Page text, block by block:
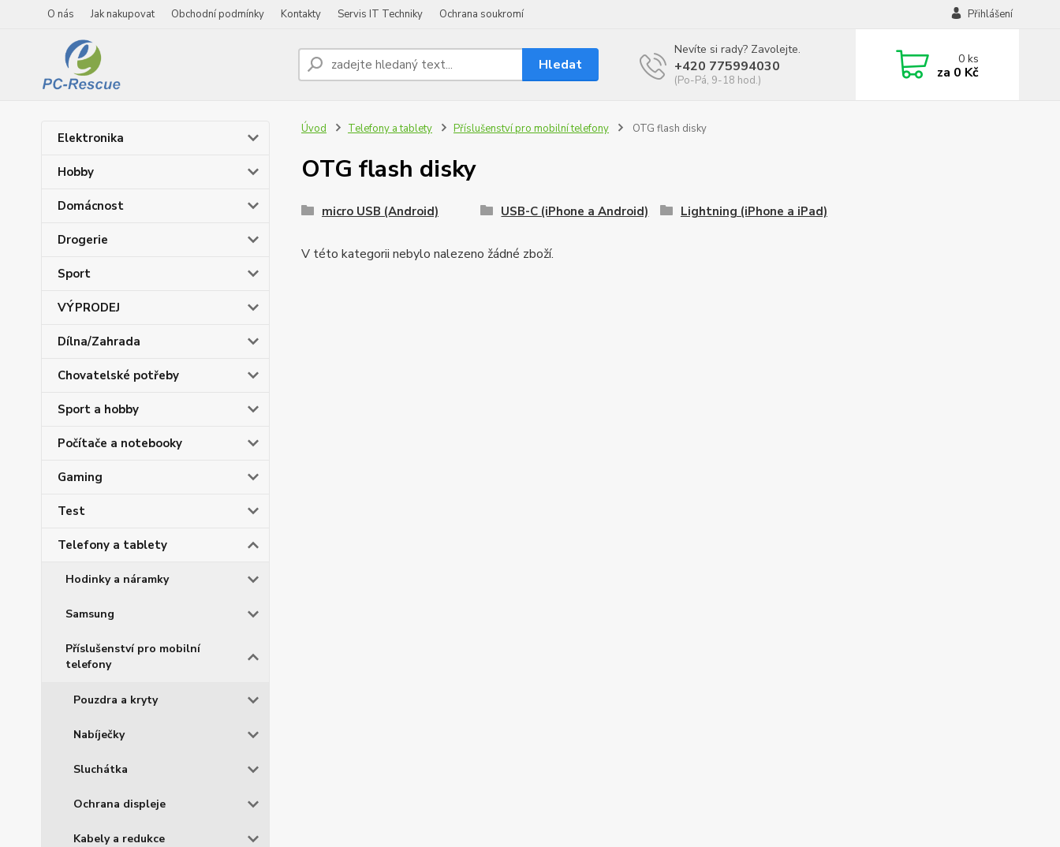
O nás Jak nakupovat Obchodní podmínky Kontakty Servis IT Techniky Ochrana soukromí Přihlášení
Hledat
Nevíte si rady? Zavolejte.
+420 775994030
(Po-Pá, 9-18 hod.)
0ks
za 0 Kč
Elektronika
Hobby
Domácnost
Drogerie
Sport
VÝPRODEJ
Dílna/Zahrada
Chovatelské potřeby
Sport a hobby
Počítače a notebooky
Gaming
Test
Telefony a tablety
Hodinky a náramky
Samsung
Příslušenství pro mobilní
telefony
Pouzdra a kryty
Nabíječky
Sluchátka
Ochrana displeje
Kabely a redukce
Úvod Telefony a tablety Příslušenství pro mobilní telefony OTG flash disky
OTG flash disky
micro USB (Android) USB-C (iPhone a Android) Lightning (iPhone a iPad)
V této kategorii nebylo nalezeno žádné zboží.